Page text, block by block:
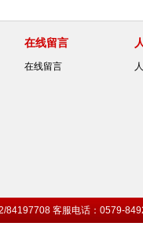
在线留言
在线留言
客服电话：0579-